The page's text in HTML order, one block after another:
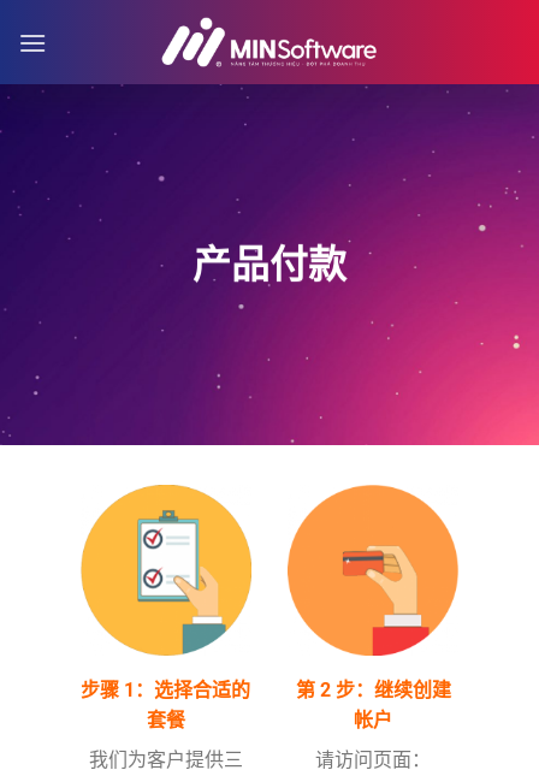
容
产品付款
步骤 1：选择合适的
套餐
我们为客户提供三
第 2 步：继续创建
帐户
请访问页面：